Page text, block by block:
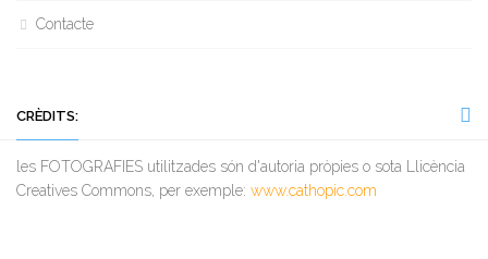
Contacte
CRÈDITS:
les FOTOGRAFIES utilitzades són d'autoria pròpies o sota Llicència
Creatives Commons, per exemple: www.cathopic.com